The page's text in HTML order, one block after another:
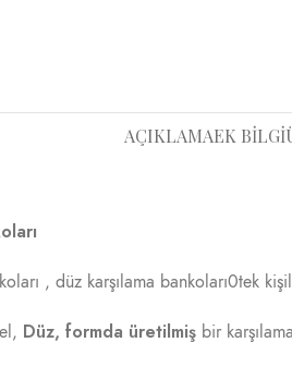
AÇIKLAMAEK BILGI
, düz karşılama bankoları0tek
Düz, formda üretilmiş bir